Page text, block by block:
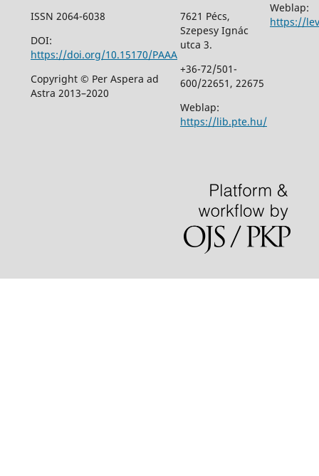
ISSN 2064-6038
DOI:
https://doi.org/10.15170/PAAA
Copyright © Per Aspera ad
Astra 2013–2020
7621 Pécs,
Szepesy Ignác
utca 3.
+36-72/501-
600/22651, 22675
Weblap:
https://lib.pte.hu/
Weblap:
https://